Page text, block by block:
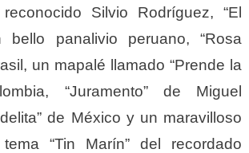
Silvio Rodríguez, “El
bello panalivio peruano, “Rosa
un mapalé llamado “Prende la
“Juramento” de Miguel
de México y un maravilloso
“Tin Marín” del recordado